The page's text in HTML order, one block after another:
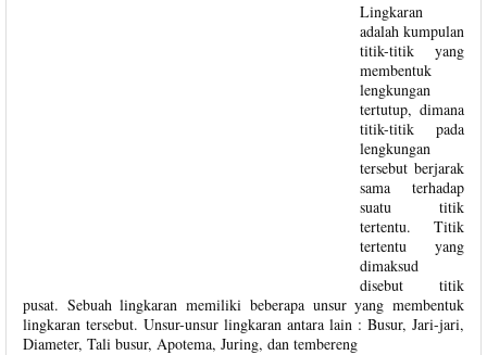
Lingkaran
adalah kumpulan
titik-titik yang
membentuk
lengkungan
tertutup, dimana
titik-titik pada
lengkungan
tersebut berjarak
sama terhadap
suatu titik
tertentu. Titik
tertentu yang
dimaksud
disebut titik
pusat. Sebuah lingkaran memiliki beberapa unsur yang membentuk
lingkaran tersebut. Unsur-unsur lingkaran antara lain : Busur, Jari-jari,
Diameter, Tali busur, Apotema, Juring, dan tembereng